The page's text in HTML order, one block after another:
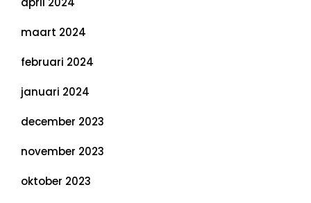
maart 2024
februari 2024
januari 2024
december 2023
november 2023
oktober 2023